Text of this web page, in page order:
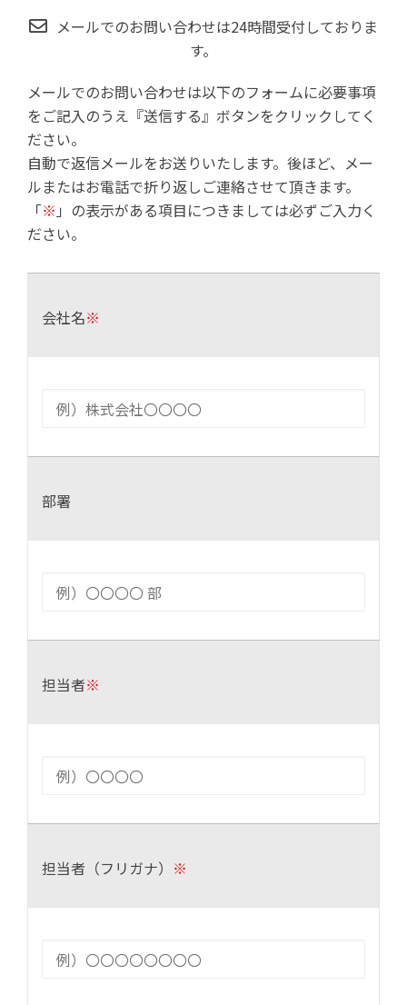
メールでのお問い合わせは24時間受付しておりま
す。
メールでのお問い合わせは以下のフォームに必要事項
をご記入のうえ『送信する』ボタンをクリックしてく
ださい。
自動で返信メールをお送りいたします。後ほど、メー
ルまたはお電話で折り返しご連絡させて頂きます。
「※ 」の表示がある項目につきましては必ずご入力く
ださい。
会社名※
部署
担当者※
担当者（フリガナ） ※